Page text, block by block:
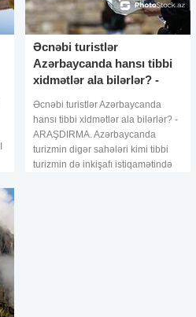
Əcnəbi turistlər
Azərbaycanda hansı tibbi
xidmətlər ala bilərlər? -
Əcnəbi turistlər Azərbaycanda
hansı tibbi xidmətlər ala bilərlər? -
ARAŞDIRMA. Azərbaycanda
turizmin digər sahələri kimi tibbi
turizmin də inkişafı istiqamətində